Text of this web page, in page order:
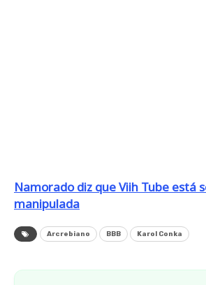
Namorado diz que Viih Tube está
manipulada
Arcrebiano BBB Karol Conka